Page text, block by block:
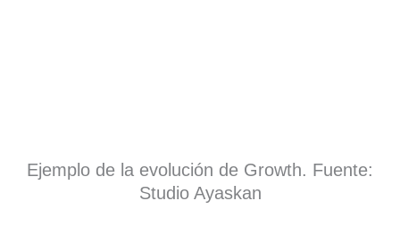
Ejemplo de la evolución de Growth. Fuente:
Studio Ayaskan